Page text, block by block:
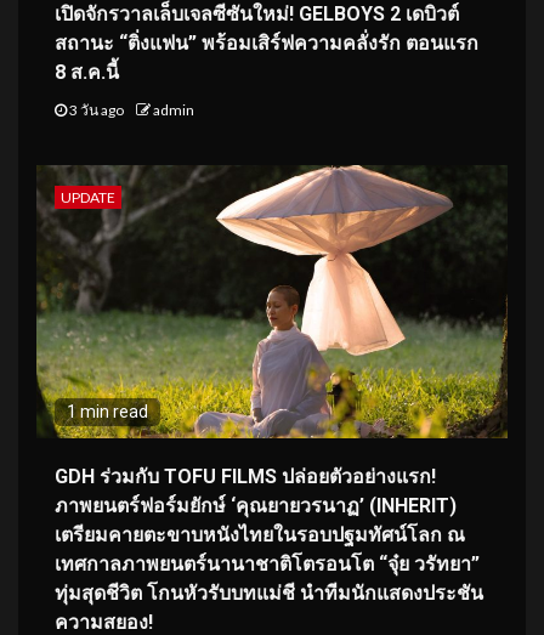
เปิดจักรวาลเล็บเจลซีซันใหม่! GELBOYS 2 เดบิวต์
สถานะ “ติ่งแฟน” พร้อมเสิร์ฟความคลั่งรัก ตอนแรก
8 ส.ค.นี้
3 วัน ago admin
UPDATE
1 min read
GDH ร่วมกับ TOFU FILMS ปล่อยตัวอย่างแรก!
ภาพยนตร์ฟอร์มยักษ์ ‘คุณยายวรนาฏ’ (INHERIT)
เตรียมคายตะขาบหนังไทยในรอบปฐมทัศน์โลก ณ
เทศกาลภาพยนตร์นานาชาติโตรอนโต “จุ๋ย วรัทยา”
ทุ่มสุดชีวิต โกนหัวรับบทแม่ชี นำทีมนักแสดงประชัน
ความสยอง!